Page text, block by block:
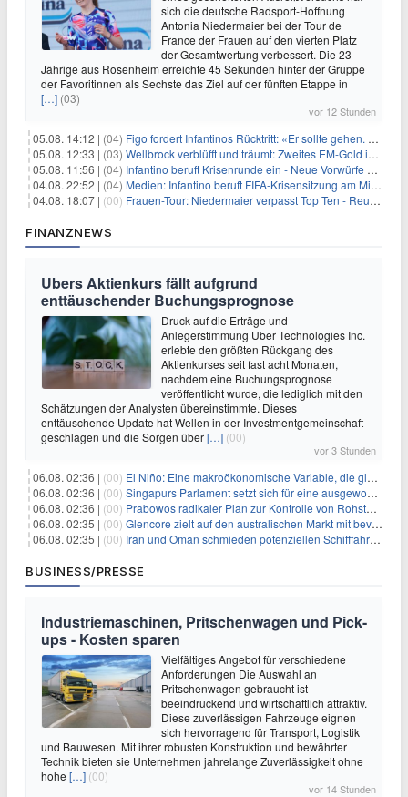
sich die deutsche Radsport-Hoffnung
Antonia Niedermaier bei der Tour de
France der Frauen auf den vierten Platz
der Gesamtwertung verbessert. Die 23-
Jährige aus Rosenheim erreichte 45 Sekunden hinter der Gruppe
der Favoritinnen als Sechste das Ziel auf der fünften Etappe in
[…] (03)
vor 12 Stunden
05.08. 14:12 | (04) Figo fordert Infantinos Rücktritt: «Er sollte gehen. Jetzt»
05.08. 12:33 | (03) Wellbrock verblüfft und träumt: Zweites EM-Gold in Paris
05.08. 11:56 | (04) Infantino beruft Krisenrunde ein - Neue Vorwürfe gegen FIFA
04.08. 22:52 | (04) Medien: Infantino beruft FIFA-Krisensitzung am Mittwoch ein
04.08. 18:07 | (00) Frauen-Tour: Niedermaier verpasst Top Ten - Reusser siegt
FINANZNEWS
Ubers Aktienkurs fällt aufgrund
enttäuschender Buchungsprognose
Druck auf die Erträge und
Anlegerstimmung Uber Technologies Inc.
erlebte den größten Rückgang des
Aktienkurses seit fast acht Monaten,
nachdem eine Buchungsprognose
veröffentlicht wurde, die lediglich mit den
Schätzungen der Analysten übereinstimmte. Dieses
enttäuschende Update hat Wellen in der Investmentgemeinschaft
geschlagen und die Sorgen über[…] (00)
vor 3 Stunden
06.08. 02:36 | (00) El Niño: Eine makroökonomische Variable, die globale Wirtschaftslandschaften umgestaltet
06.08. 02:36 | (00) Singapurs Parlament setzt sich für eine ausgewogene wirtschaftliche Zukunft ein
06.08. 02:36 | (00) Prabowos radikaler Plan zur Kontrolle von Rohstoffexporten steht vor konkurrierenden Visionen
06.08. 02:35 | (00) Glencore zielt auf den australischen Markt mit bevorstehendem Sekundärlisting
06.08. 02:35 | (00) Iran und Oman schmieden potenziellen Schifffahrtsvertrag im Hormuskanal
BUSINESS/PRESSE
Industriemaschinen, Pritschenwagen und Pick-
ups - Kosten sparen
Vielfältiges Angebot für verschiedene
Anforderungen Die Auswahl an
Pritschenwagen gebraucht ist
beeindruckend und wirtschaftlich attraktiv.
Diese zuverlässigen Fahrzeuge eignen
sich hervorragend für Transport, Logistik
und Bauwesen. Mit ihrer robusten Konstruktion und bewährter
Technik bieten sie Unternehmen jahrelange Zuverlässigkeit ohne
hohe […] (00)
vor 14 Stunden